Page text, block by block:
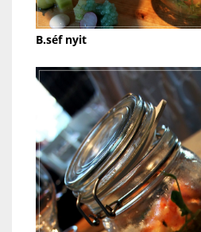
B.séf nyit